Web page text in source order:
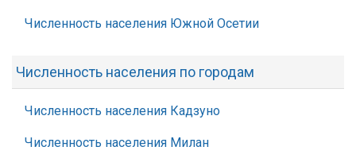
Численность населения Южной Осетии
Численность населения по городам
Численность населения Кадзуно
Численность населения Милан